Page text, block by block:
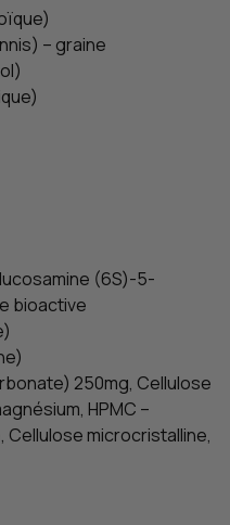
– graine
(6S)-5-
bioactive
250mg, Cellulose
HPMC –
microcristalline,